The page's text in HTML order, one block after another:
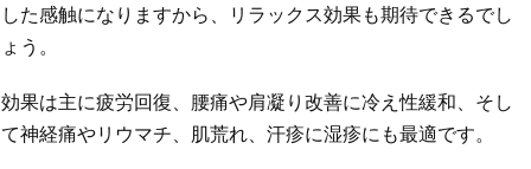
した感触になりますから、リラックス効果も期待できるでし
ょう。
効果は主に疲労回復、腰痛や肩凝り改善に冷え性緩和、そし
て神経痛やリウマチ、肌荒れ、汗疹に湿疹にも最適です。